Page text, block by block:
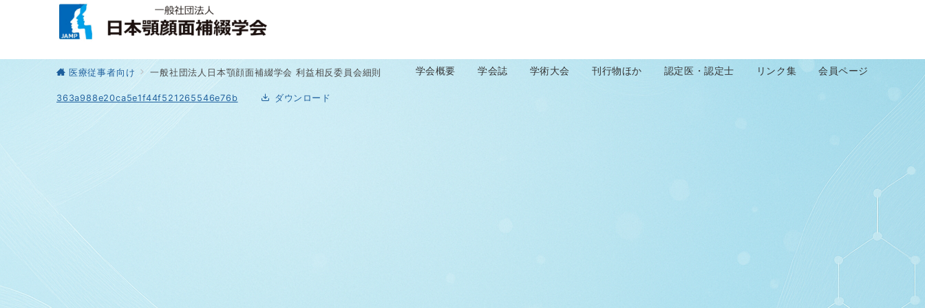
学会概要 学会誌 学術大会 刊行物ほか 認定医・認定士 リンク集 会員ページ
医療従事者向け 一般社団法人日本顎顔面補綴学会 利益相反委員会細則
363a988e20ca5e1f44f521265546e76b ダウンロード